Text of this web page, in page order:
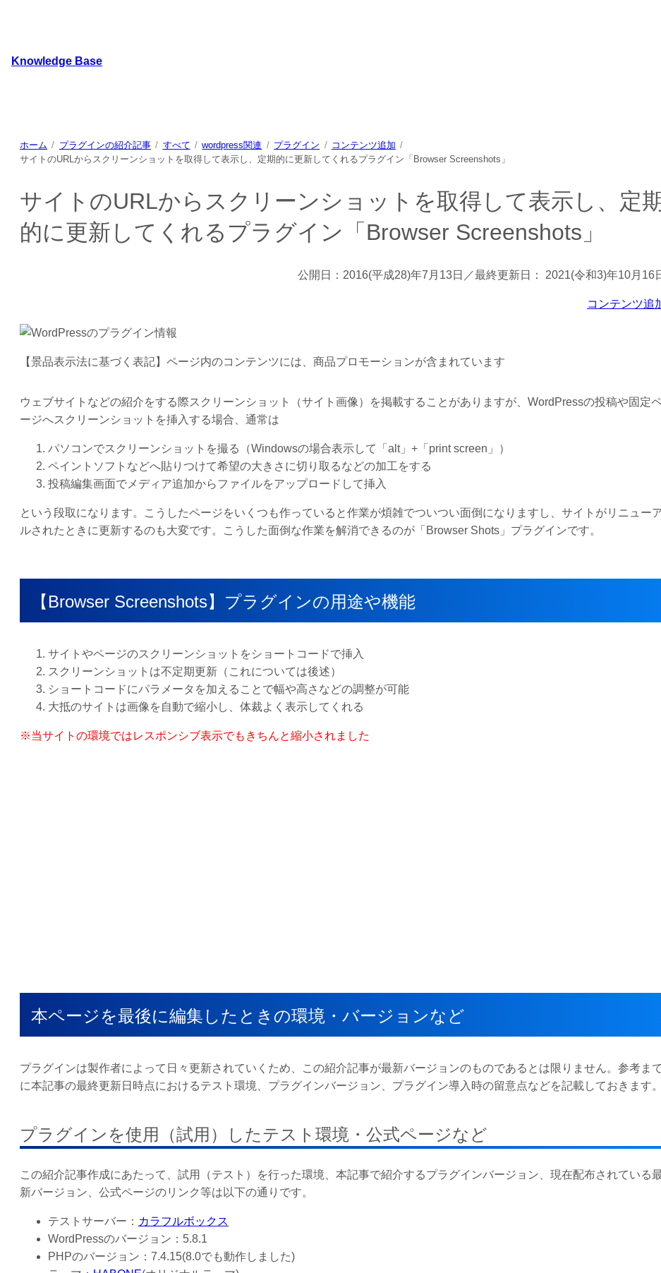
スKnowledge Base
ホーム プラグインの紹介記事 すべて wordpress関連 プラグイン
コンテンツ追加
サイトのURLからスクリーンショットを取得して表示し、定期的に更新してくれるプラグイン「Browser Screenshots」
サイトのURLからスクリーンショットを取得して表示し、定
的に更新してくれるプラグイン「Browser Screenshots」
公開日： 2016(平成28)年7月13日 ／最終更新日： 2021(令和3)年10月16
コンテンツ追
【景品表示法に基づく表記】ページ内のコンテンツには、商品プロモーションが含まれています
ウェブサイトなどの紹介をする際スクリーンショット（サイト画像）を掲載することがありますが、WordPressの投稿や固定
ージへスクリーンショットを挿入する場合、通常は
パソコンでスクリーンショットを撮る（Windowsの場合表示して「alt」+「print screen」）
ペイントソフトなどへ貼りつけて希望の大きさに切り取るなどの加工をする
投稿編集画面でメディア追加からファイルをアップロードして挿入
という段取になります。こうしたページをいくつも作っていると作業が煩雑でついつい面倒になりますし、サイトがリニュー
ルされたときに更新するのも大変です。こうした面倒な作業を解消できるのが「Browser Shots」プラグインです。
【Browser Screenshots】プラグインの用途や機能
サイトやページのスクリーンショットをショートコードで挿入
スクリーンショットは不定期更新（これについては後述）
ショートコードにパラメータを加えることで幅や高さなどの調整が可能
大抵のサイトは画像を自動で縮小し、体裁よく表示してくれる
※当サイトの環境ではレスポンシブ表示でもきちんと縮小されました
本ページを最後に編集したときの環境・バージョンなど
プラグインは製作者によって日々更新されていくため、この紹介記事が最新バージョンのものであるとは限りません。参考ま
に本記事の最終更新日時点におけるテスト環境、プラグインバージョン、プラグイン導入時の留意点などを記載しておきます。
プラグインを使用（試用）したテスト環境・公式ページなど
この紹介記事作成にあたって、試用（テスト）を行った環境、本記事で紹介するプラグインバージョン、現在配布されている
新バージョン、公式ページのリンク等は以下の通りです。
テストサーバー： カラフルボックス
WordPressのバージョン：5.8.1
PHPのバージョン：7.4.15(8.0でも動作しました)